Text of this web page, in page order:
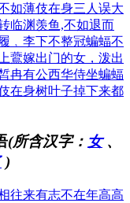
如薄伎在身三人误大
临渊羡鱼,不如退而
﹐李下不整冠蝙蝠不
鷰嫁出门的女，泼出
冉有公西华侍坐蝙蝠
在身树叶子掉下来都
(所含汉字： 女、
)
往来有志不在年高高